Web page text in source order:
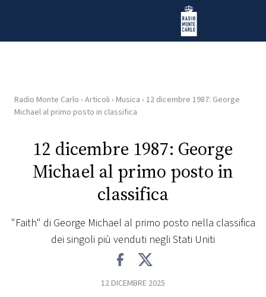
Radio Monte Carlo
HOME
RADIO
WEB
PLAYLIST
Radio Monte Carlo › Articoli › Musica › 12 dicembre 1987: George
Michael al primo posto in classifica
12 dicembre 1987: George
Michael al primo posto in
classifica
"Faith" di George Michael al primo posto nella classifica
dei singoli più venduti negli Stati Uniti
12 DICEMBRE 2025